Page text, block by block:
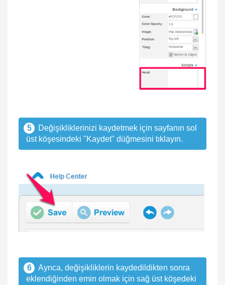
5
Değişikliklerinizi kaydetmek için sayfanın sol
üst köşesindeki "Kaydet" düğmesini tıklayın.
6
Ayrıca, değişikliklerin kaydedildikten sonra
eklendiğinden emin olmak için sağ üst köşedeki